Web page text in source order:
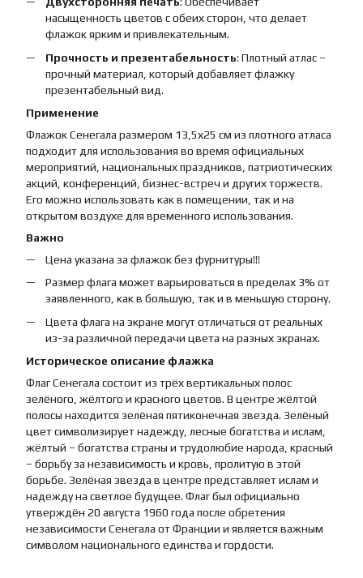
насыщенность цветов с обеих сторон, что делает
флажок ярким и привлекательным.
Прочность и презентабельность: Плотный атлас –
прочный материал, который добавляет флажку
презентабельный вид.
Применение
Флажок Сенегала размером 13,5х25 см из плотного атласа
подходит для использования во время официальных
мероприятий, национальных праздников, патриотических
акций, конференций, бизнес-встреч и других торжеств.
Его можно использовать как в помещении, так и на
открытом воздухе для временного использования.
Важно
Цена указана за флажок без фурнитуры!!!
Размер флага может варьироваться в пределах 3% от
заявленного, как в большую, так и в меньшую сторону.
Цвета флага на экране могут отличаться от реальных
из-за различной передачи цвета на разных экранах.
Историческое описание флажка
Флаг Сенегала состоит из трёх вертикальных полос
зелёного, жёлтого и красного цветов. В центре жёлтой
полосы находится зелёная пятиконечная звезда. Зелёный
цвет символизирует надежду, лесные богатства и ислам,
жёлтый – богатства страны и трудолюбие народа, красный
– борьбу за независимость и кровь, пролитую в этой
борьбе. Зелёная звезда в центре представляет ислам и
надежду на светлое будущее. Флаг был официально
утверждён 20 августа 1960 года после обретения
независимости Сенегала от Франции и является важным
символом национального единства и гордости.